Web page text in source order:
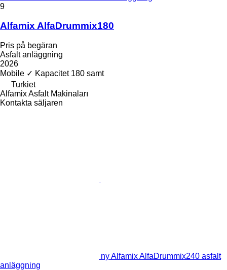
9
Alfamix AlfaDrummix180
Pris på begäran
Asfalt anläggning
2026
Mobile ✓ Kapacitet 180 samt
Turkiet
Alfamix Asfalt Makinaları
Kontakta säljaren
ny Alfamix AlfaDrummix240 asfalt
anläggning